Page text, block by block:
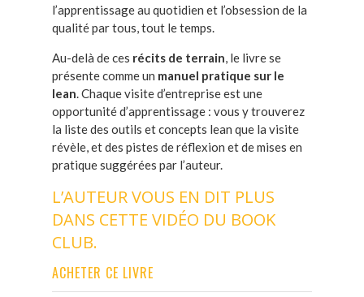
l’apprentissage au quotidien et l’obsession de la
qualité par tous, tout le temps.
Au-delà de ces récits de terrain, le livre se
présente comme un manuel pratique sur le
lean. Chaque visite d’entreprise est une
opportunité d’apprentissage : vous y trouverez
la liste des outils et concepts lean que la visite
révèle, et des pistes de réflexion et de mises en
pratique suggérées par l’auteur.
L’AUTEUR VOUS EN DIT PLUS
DANS CETTE VIDÉO DU BOOK
CLUB.
ACHETER CE LIVRE